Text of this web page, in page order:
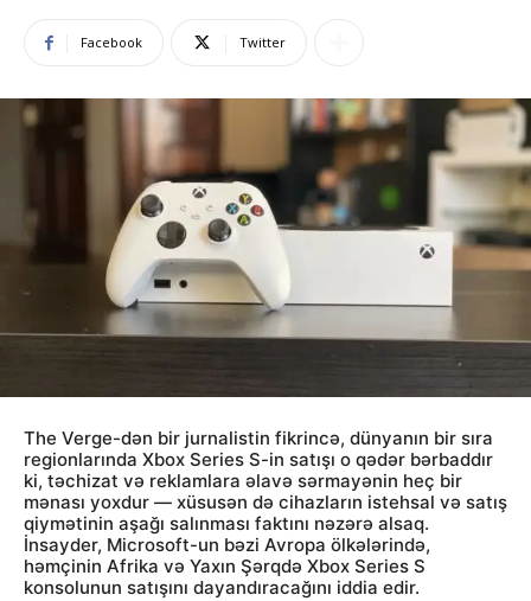
Facebook Twitter
The Verge-dən bir jurnalistin fikrincə, dünyanın bir sıra
regionlarında Xbox Series S-in satışı o qədər bərbaddır
ki, təchizat və reklamlara əlavə sərmayənin heç bir
mənası yoxdur — xüsusən də cihazların istehsal və satış
qiymətinin aşağı salınması faktını nəzərə alsaq.
İnsayder, Microsoft-un bəzi Avropa ölkələrində,
həmçinin Afrika və Yaxın Şərqdə Xbox Series S
konsolunun satışını dayandıracağını iddia edir.